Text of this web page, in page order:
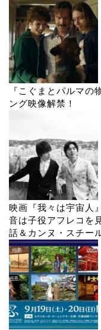
『こぐまとパルマの
ング映像解禁！
映画『我々は宇宙人
音は子役アフレコを
話＆カンヌ・スチー